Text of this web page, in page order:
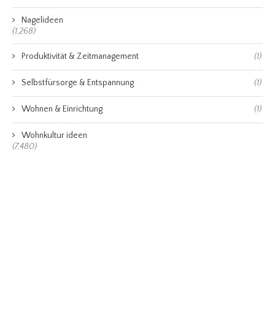
Nagelideen
(1,268)
Produktivität & Zeitmanagement (1)
Selbstfürsorge & Entspannung (1)
Wohnen & Einrichtung (1)
Wohnkultur ideen
(7,480)